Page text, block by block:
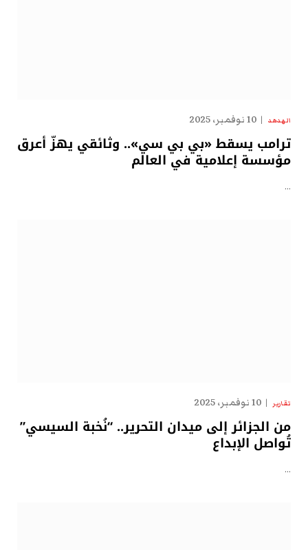
الهدهد 10 نوفمبر، 2025
ترامب يسقط «بي بي سي».. وثائقي يهزّ أعرق
مؤسسة إعلامية في العالم
…
تقارير 10 نوفمبر، 2025
من الجزائر إلى ميدان التحرير.. “نُخبة السيسي”
تُواصل الإبداع
…